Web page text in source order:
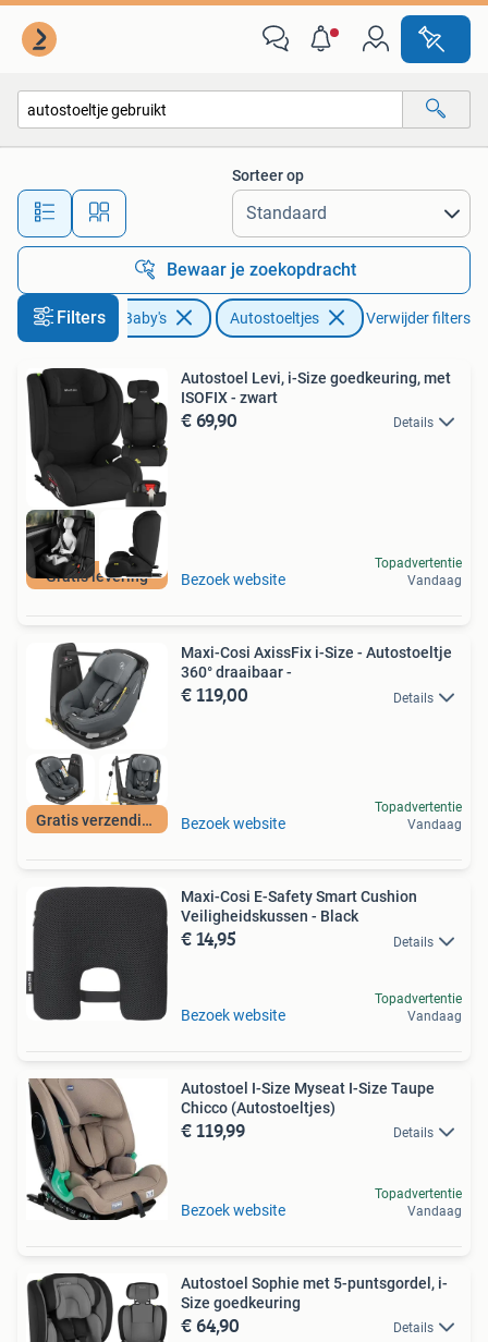
Alle afstanden…
Sorteer op
Bewaar je zoekopdracht
Filters
Kinderen en Baby's Autostoeltjes Verwijder filters
Gratis levering
Autostoel Levi, i-Size goedkeuring, met
ISOFIX - zwart
€ 69,90 Details
Bezoek website
Topadvertentie
Vandaag
Gratis verzending
Maxi-Cosi AxissFix i-Size - Autostoeltje
360° draaibaar -
€ 119,00 Details
Bezoek website
Topadvertentie
Vandaag
Maxi-Cosi E-Safety Smart Cushion
Veiligheidskussen - Black
€ 14,95 Details
Bezoek website
Topadvertentie
Vandaag
Autostoel I-Size Myseat I-Size Taupe
Chicco (Autostoeltjes)
€ 119,99 Details
Bezoek website
Topadvertentie
Vandaag
Autostoel Sophie met 5-puntsgordel, i-
Size goedkeuring
€ 64,90 Details